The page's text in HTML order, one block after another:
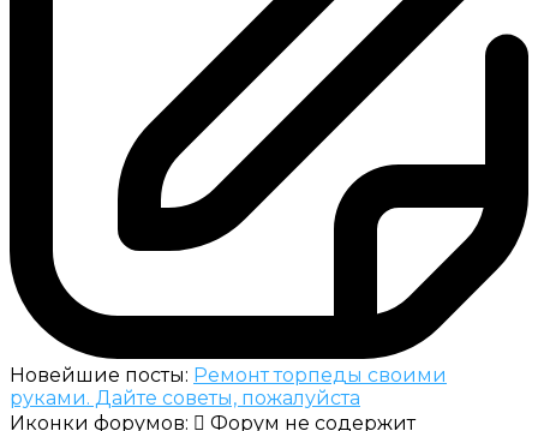
Новейшие посты: Ремонт торпеды своими
руками. Дайте советы, пожалуйста
Иконки форумов:
Форум не содержит